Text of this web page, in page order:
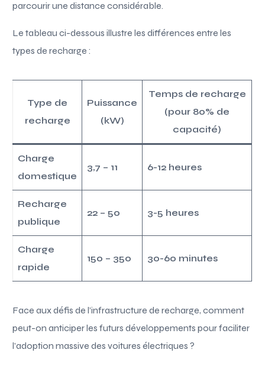
parcourir une distance considérable.
Le tableau ci-dessous illustre les différences entre les
types de recharge :
Type de
recharge
Puissance
(kW)
Temps de recharge
(pour 80% de
capacité)
Charge
domestique
3,7 – 11 6-12 heures
Recharge
publique
22 – 50 3-5 heures
Charge
rapide
150 – 350 30-60 minutes
Face aux défis de l’infrastructure de recharge, comment
peut-on anticiper les futurs développements pour faciliter
l’adoption massive des voitures électriques ?